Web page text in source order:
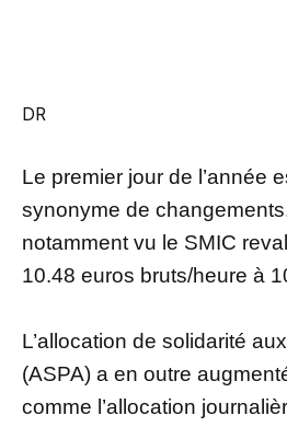
DR
Le premier jour de l’année
synonyme de
notamment vu le SMIC
10.48 euros bruts/heure à
L’allocation de solidarité
(ASPA) a en outre
comme l’allocation